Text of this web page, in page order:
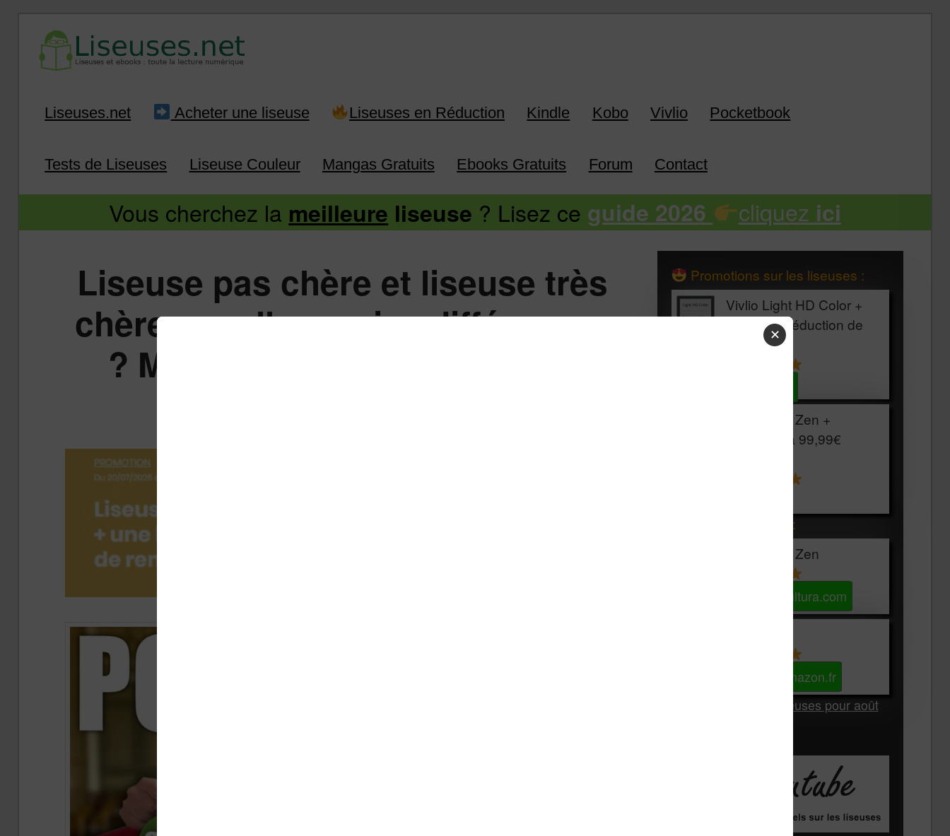
Infos sur les liseuses Kindle, Kobo, Vivlio, Pocketbook
Liseuses.net Acheter une liseuse Liseuses en Réduction Kindle Kobo Vivlio Pocketbook
Tests de Liseuses Liseuse Couleur Mangas Gratuits Ebooks Gratuits Forum Contact
Vous cherchez la meilleure liseuse ? Lisez ce guide 2026 cliquez ici
Liseuse pas chère et liseuse très
chère : quelles vraies différences
? Mon avis après 50 modèles
Promotions sur les liseuses :
Vivlio Light HD Color +
HOUSSE réduction de
Vivlio Light Zen +
HOUSSE à 99,99€
Les accessibles :
Vivlio Light Zen
Voir sur Cultura.com
Voir sur Amazon.fr
Les Meilleures liseuses pour août
✕